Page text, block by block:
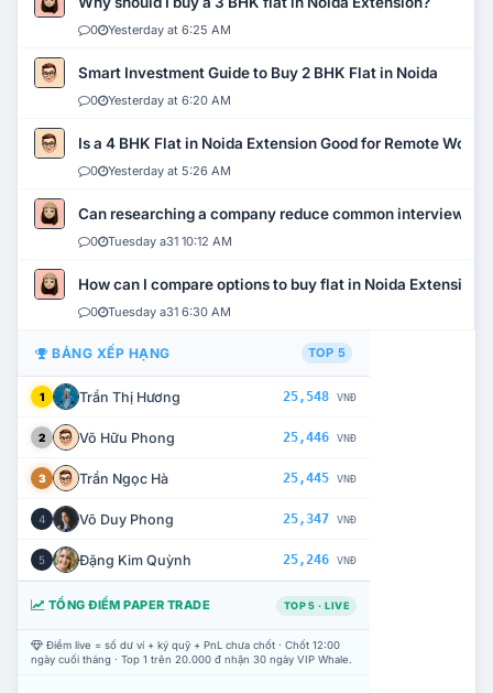
0 Yesterday at 6:25 AM
Smart Investment Guide to Buy 2 BHK Flat in Noida
0 Yesterday at 6:20 AM
Is a 4 BHK Flat in Noida Extension Good for Remote Work?
0 Yesterday at 5:26 AM
Can researching a company reduce common interview
0 Tuesday a31 10:12 AM
How can I compare options to buy flat in Noida Extension?
0 Tuesday a31 6:30 AM
BẢNG XẾP HẠNG TOP 5
1 Trần Thị Hương 25,548 VNĐ
2 Võ Hữu Phong 25,446 VNĐ
3 Trần Ngọc Hà 25,445 VNĐ
4 Võ Duy Phong 25,347 VNĐ
5 Đặng Kim Quỳnh 25,246 VNĐ
TỔNG ĐIỂM PAPER TRADE TOP 5 · LIVE
Điểm live = số dư ví + ký quỹ + PnL chưa chốt · Chốt 12:00
ngày cuối tháng · Top 1 trên 20.000 đ nhận 30 ngày VIP Whale.